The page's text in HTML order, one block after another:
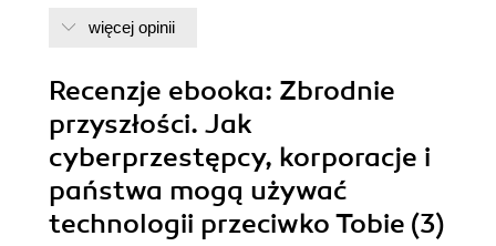
więcej opinii
Recenzje ebooka: Zbrodnie
przyszłości. Jak
cyberprzestępcy, korporacje i
państwa mogą używać
technologii przeciwko Tobie (3)